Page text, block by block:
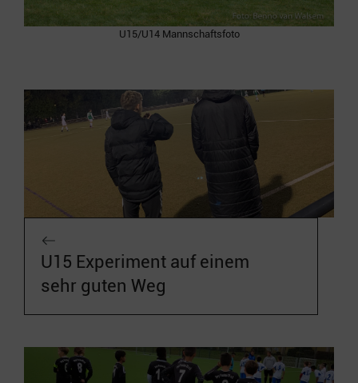
U15/U14 Mannschaftsfoto
U15 Experiment auf einem
sehr guten Weg